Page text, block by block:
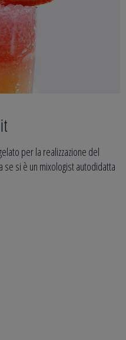
per la realizzazione del
se si è un mixologist autodidatta